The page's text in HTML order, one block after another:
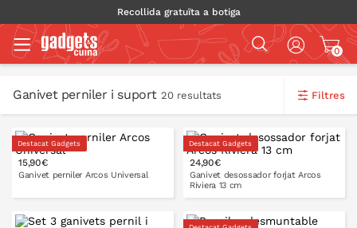
Recollida gratuïta a botiga
0
Ganivet perniler i suport 20 resultats Filtres
Destacat Gadgets
15,90€
Ganivet perniler Arcos Universal
Destacat Gadgets
24,90€
Ganivet desossador forjat Arcos
Riviera 13 cm